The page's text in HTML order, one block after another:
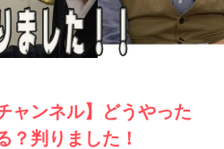
ャンネル】どうやった
？判りました！